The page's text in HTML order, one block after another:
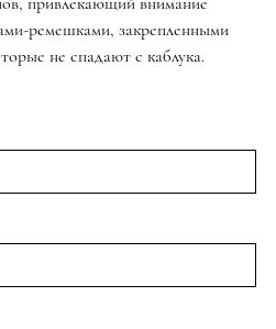
ремешками, закрепленными
не спадают с каблука.